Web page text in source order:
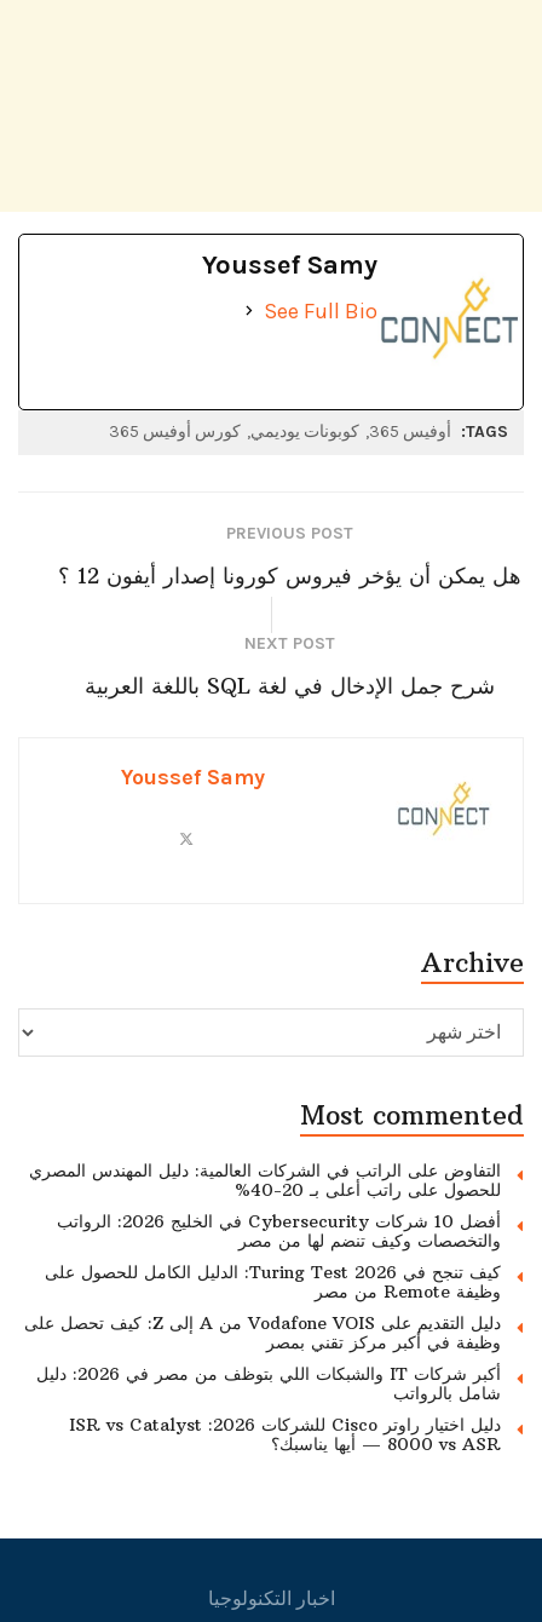
Youssef Samy
See Full Bio
TAGS: أوفيس 365 كوبونات يوديمي كورس أوفيس 365
PREVIOUS POST
هل يمكن أن يؤخر فيروس كورونا إصدار أيفون 12 ؟
NEXT POST
شرح جمل الإدخال في لغة SQL باللغة العربية
Youssef Samy
Archive
Archive
Most commented
التفاوض على الراتب في الشركات العالمية: دليل المهندس المصري
للحصول على راتب أعلى بـ 20-40%
أفضل 10 شركات Cybersecurity في الخليج 2026: الرواتب
والتخصصات وكيف تنضم لها من مصر
كيف تنجح في Turing Test 2026: الدليل الكامل للحصول على
وظيفة Remote من مصر
دليل التقديم على Vodafone VOIS من A إلى Z: كيف تحصل على
وظيفة في أكبر مركز تقني بمصر
أكبر شركات IT والشبكات اللي بتوظف من مصر في 2026: دليل
شامل بالرواتب
دليل اختيار راوتر Cisco للشركات 2026: ISR vs Catalyst
8000 vs ASR — أيها يناسبك؟
اخبار التكنولوجيا